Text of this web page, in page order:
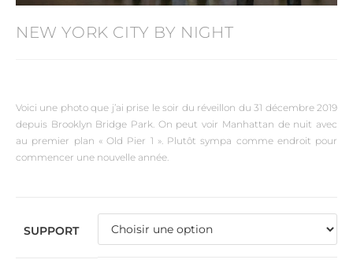
NEW YORK CITY BY NIGHT
Voici une photo que j’ai prise le soir du réveillon du 31 décembre 2019
depuis Brooklyn Bridge Park. On peut voir Manhattan de nuit avec
au premier plan « Old Pier 1 ». Plutôt sympa comme endroit pour
commencer une nouvelle année.
SUPPORT